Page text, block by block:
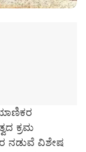
ಕ್ರಮ
ನಡುವೆ ವಿಶೇಷ